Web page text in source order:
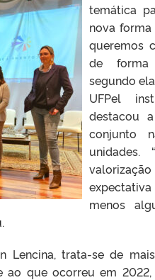
temática
nova
queremos
de forma
segundo
UFPel
destacou
conjunto
unidades.
menos
Lencina, trata-se de
ao que ocorreu em